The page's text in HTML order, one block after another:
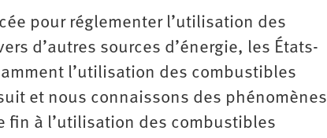
pour réglementer l’utilisation des
d’autres sources d’énergie, les États-
l’utilisation des combustibles
et nous connaissons des phénomènes
fin à l’utilisation des combustibles